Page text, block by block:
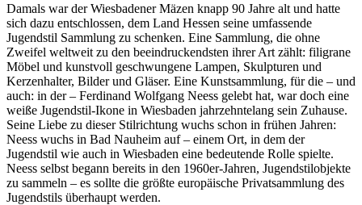
Damals war der Wiesbadener Mäzen knapp 90 Jahre alt und hatte
sich dazu entschlossen, dem Land Hessen seine umfassende
Jugendstil Sammlung zu schenken. Eine Sammlung, die ohne
Zweifel weltweit zu den beeindruckendsten ihrer Art zählt: filigrane
Möbel und kunstvoll geschwungene Lampen, Skulpturen und
Kerzenhalter, Bilder und Gläser. Eine Kunstsammlung, für die – und
auch: in der – Ferdinand Wolfgang Neess gelebt hat, war doch eine
weiße Jugendstil-Ikone in Wiesbaden jahrzehntelang sein Zuhause.
Seine Liebe zu dieser Stilrichtung wuchs schon in frühen Jahren:
Neess wuchs in Bad Nauheim auf – einem Ort, in dem der
Jugendstil wie auch in Wiesbaden eine bedeutende Rolle spielte.
Neess selbst begann bereits in den 1960er-Jahren, Jugendstilobjekte
zu sammeln – es sollte die größte europäische Privatsammlung des
Jugendstils überhaupt werden.